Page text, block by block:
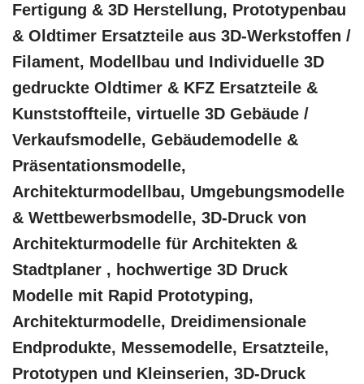
Fertigung & 3D Herstellung, Prototypenbau
& Oldtimer Ersatzteile aus 3D-Werkstoffen /
Filament, Modellbau und Individuelle 3D
gedruckte Oldtimer & KFZ Ersatzteile &
Kunststoffteile, virtuelle 3D Gebäude /
Verkaufsmodelle, Gebäudemodelle &
Präsentationsmodelle,
Architekturmodellbau, Umgebungsmodelle
& Wettbewerbsmodelle, 3D-Druck von
Architekturmodelle für Architekten &
Stadtplaner , hochwertige 3D Druck
Modelle mit Rapid Prototyping,
Architekturmodelle, Dreidimensionale
Endprodukte, Messemodelle, Ersatzteile,
Prototypen und Kleinserien, 3D-Druck